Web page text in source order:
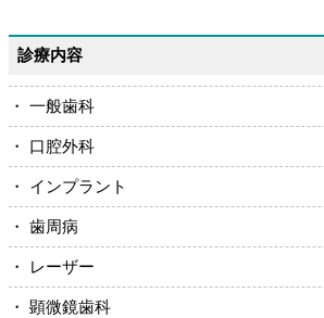
診療内容
・ 一般歯科
・ 口腔外科
・ インプラント
・ 歯周病
・ レーザー
・ 顕微鏡歯科